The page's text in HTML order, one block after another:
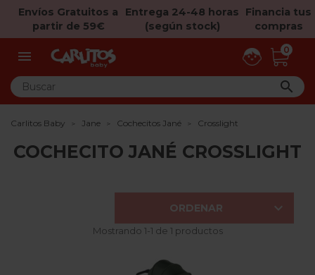
Envíos Gratuitos a
partir de 59€
Entrega 24-48 horas
(según stock)
Financia tus
compras
 0

Carlitos Baby Jane Cochecitos Jané Crosslight
COCHECITO JANÉ CROSSLIGHT
ORDENAR 
Mostrando 1-1 de 1 productos